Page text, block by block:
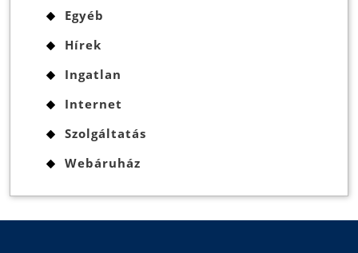
Egyéb
Hírek
Ingatlan
Internet
Szolgáltatás
Webáruház